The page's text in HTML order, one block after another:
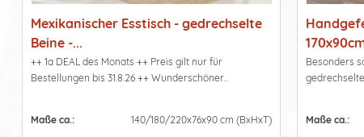
Mexikanischer Esstisch - gedrechselte
Beine -...
++ 1a DEAL des Monats ++ Preis gilt nur für
Bestellungen bis 31.8.26 ++ Wunderschöner...
Maße ca.: 140/180/220x76x90 cm (BxHxT)
Besonders
Maße ca.: